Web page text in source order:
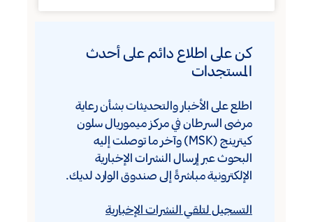
كن على اطلاع دائم على أحدث
المستجدات
اطلع على الأخبار والتحديثات بشأن رعاية
مرضى السرطان في مركز ميموريال سلون
كيترينج (MSK) وآخر ما توصلت إليه
البحوث عبر إرسال النشرات الإخبارية
الإلكترونية مباشرةً إلى صندوق الوارد لديك.
التسجيل لتلقي النشرات الإخبارية